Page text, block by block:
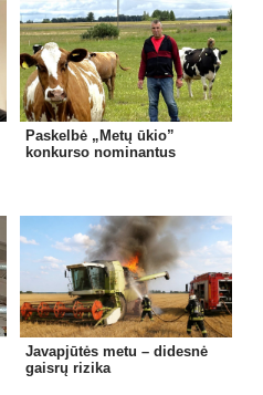
Paskelbė „Metų ūkio”
konkurso nominantus
Javapjūtės metu – didesnė
gaisrų rizika